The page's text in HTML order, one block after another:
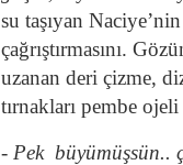
su taşıyan
çağrıştırmasını.
uzanan deri çizme,
tırnakları pembe
- Pek büyümüşsün..